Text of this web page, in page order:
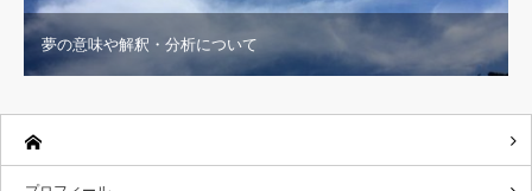
夢の意味や解釈・分析について